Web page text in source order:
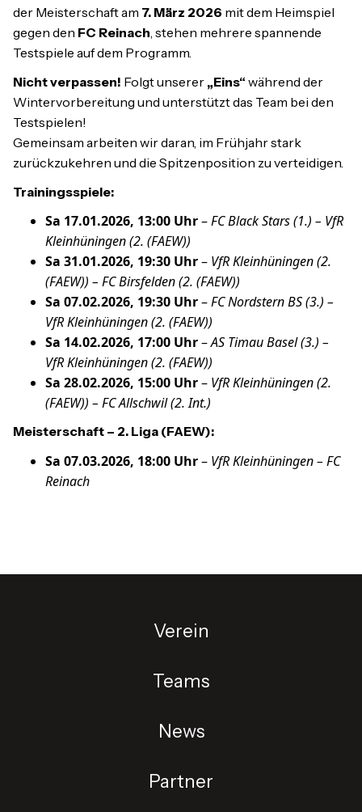
der Meisterschaft am 7. März 2026 mit dem Heimspiel
gegen den FC Reinach , stehen mehrere spannende
Testspiele auf dem Programm.
Nicht verpassen! Folgt unserer „Eins“ während der
Wintervorbereitung und unterstützt das Team bei den
Testspielen!
Gemeinsam arbeiten wir daran, im Frühjahr stark
zurückzukehren und die Spitzenposition zu verteidigen.
Trainingsspiele:
Sa 17.01.2026, 13:00 Uhr–FC Black Stars (1.) – VfR
Kleinhüningen (2. (FAEW))
Sa 31.01.2026, 19:30 Uhr– VfR Kleinhüningen (2.
(FAEW)) – FC Birsfelden (2. (FAEW))
Sa 07.02.2026, 19:30 Uhr–FC Nordstern BS (3.) –
VfR Kleinhüningen (2. (FAEW))
Sa 14.02.2026, 17:00 Uhr–AS Timau Basel (3.) –
VfR Kleinhüningen (2. (FAEW))
Sa 28.02.2026, 15:00 Uhr– VfR Kleinhüningen (2.
(FAEW)) – FC Allschwil (2. Int.)
Meisterschaft – 2. Liga (FAEW):
Sa 07.03.2026, 18:00 Uhr– VfR Kleinhüningen – FC
Reinach
Verein
Teams
News
Partner